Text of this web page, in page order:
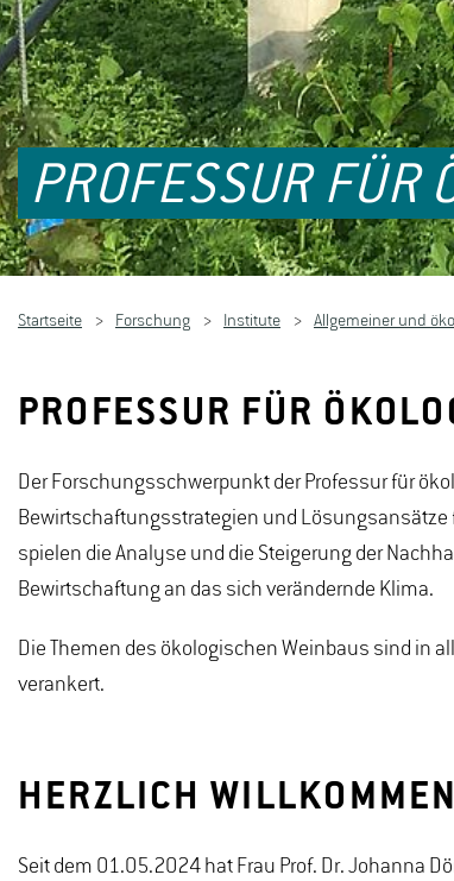
PROFESSUR FÜR
Startseite Forschung Institute Allgemeiner und
PROFESSUR FÜR
Der Forschungsschwerpunkt der Professur für
Bewirtschaftungsstrategien und Lösungsansätze
spielen die Analyse und die Steigerung der
Bewirtschaftung an das sich verändernde Klima.
Die Themen des ökologischen Weinbaus sind in
verankert.
HERZLICH WILLKOMMEN
Seit dem 01.05.2024 hat Frau Prof. Dr. Johanna